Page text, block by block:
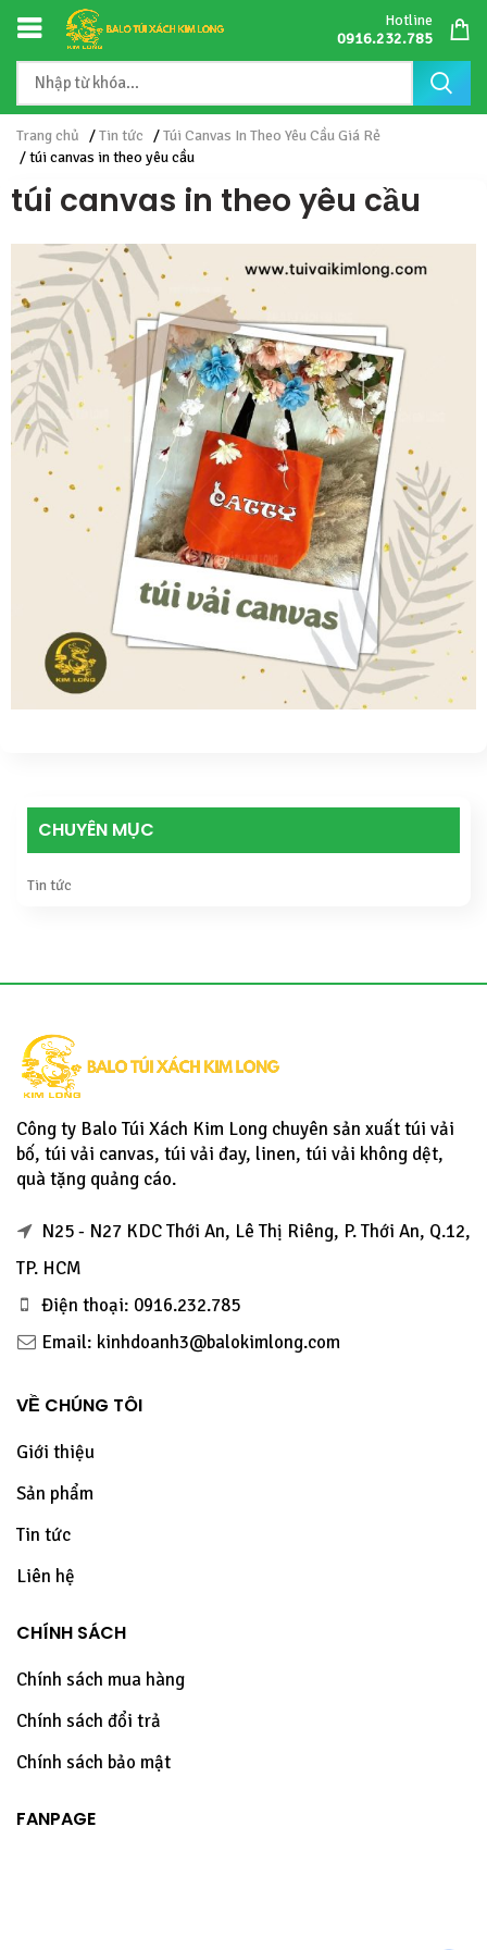
Hotline
0916.232.785
Trang chủ /Tin tức /Túi Canvas In Theo Yêu Cầu Giá Rẻ
/ túi canvas in theo yêu cầu
túi canvas in theo yêu cầu
CHUYÊN MỤC
Tin tức
Công ty Balo Túi Xách Kim Long chuyên sản xuất túi vải
bố, túi vải canvas, túi vải đay, linen, túi vải không dệt,
quà tặng quảng cáo.
N25 - N27 KDC Thới An, Lê Thị Riêng, P. Thới An, Q.12,
TP. HCM
Điện thoại: 0916.232.785
Email: kinhdoanh3@balokimlong.com
VỀ CHÚNG TÔI
Giới thiệu
Sản phẩm
Tin tức
Liên hệ
CHÍNH SÁCH
Chính sách mua hàng
Chính sách đổi trả
Chính sách bảo mật
FANPAGE